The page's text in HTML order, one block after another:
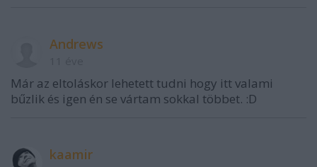
Andrews
Már az eltoláskor lehetett tudni hogy itt valami
bűzlik és igen én se vártam sokkal többet. :D
kaamir